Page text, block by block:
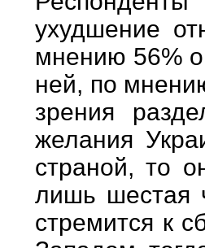
ухудшение
мнению 56%
ней, по
зрения
желания
страной, то
лишь шестая
стремится к